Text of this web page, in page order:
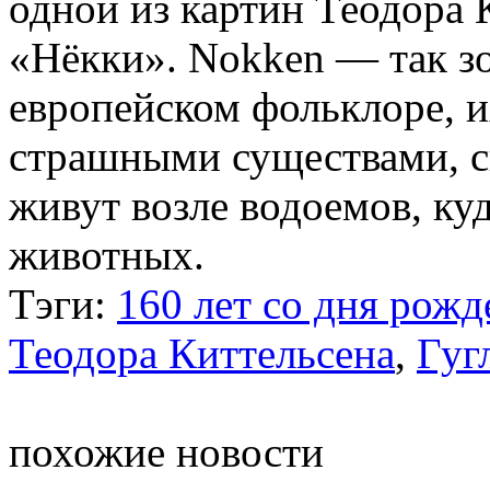
«Нёкки». Nokken — так
европейском фольклоре,
страшными существами,
живут возле водоемов,
животных.
Тэги: 160 лет со дня
Теодора Киттельсена,
похожие новости